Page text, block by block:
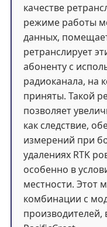
качестве
режиме работы
данных,
ретранслирует
абоненту с
радиоканала, на
приняты. Такой
позволяет
как следствие,
измерений при
удалениях RTK
особенно в
местности. Этот
комбинации с
производителей,